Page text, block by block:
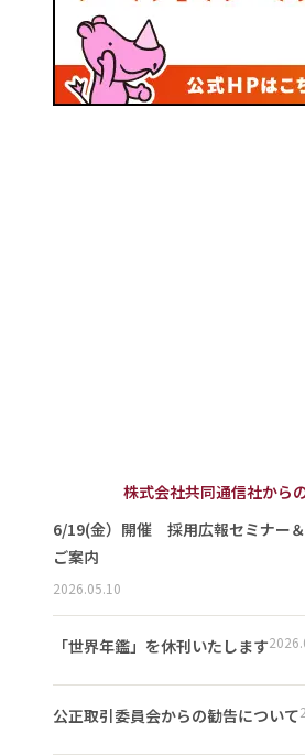
株式会社共同通信社から
6/19(金）開催 採用広報セミナー
ご案内
2026.05.10
「世界年鑑」を休刊いたします
公正取引委員会からの勧告について